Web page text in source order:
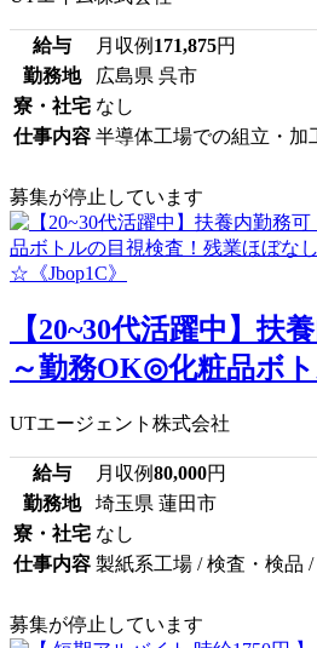
給与 月収例 171,875円
勤務地
広島県 呉市
寮・社宅 なし
仕事内容 半導体工場での組立・加
募集が停止しています
【20~30代活躍中】扶
～勤務OK◎化粧品ボ
UTエージェント株式会社
給与 月収例80,000円
勤務地
埼玉県 蓮田市
寮・社宅 なし
仕事内容 製紙系工場 / 検査・検品
募集が停止しています